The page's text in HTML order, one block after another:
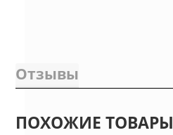
Отзывы
ПОХОЖИЕ ТОВАРЫ